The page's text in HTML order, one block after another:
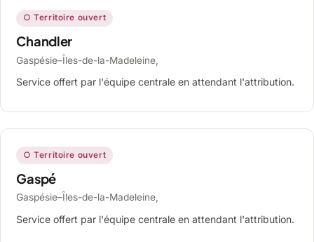
○ Territoire ouvert
Chandler
Gaspésie–Îles-de-la-Madeleine,
Service offert par l'équipe centrale en attendant l'attribution.
○ Territoire ouvert
Gaspé
Gaspésie–Îles-de-la-Madeleine,
Service offert par l'équipe centrale en attendant l'attribution.